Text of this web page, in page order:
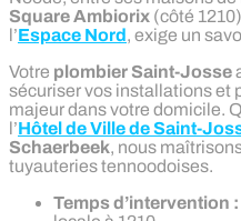
Square Ambiorix (côté
l’Espace Nord, exige un
Votre plombier Saint-Josse
sécuriser vos installations et
majeur dans votre domicile.
l’Hôtel de Ville de Saint-
Schaerbeek, nous
tuyauteries tennoodoises.
Temps d’intervention :